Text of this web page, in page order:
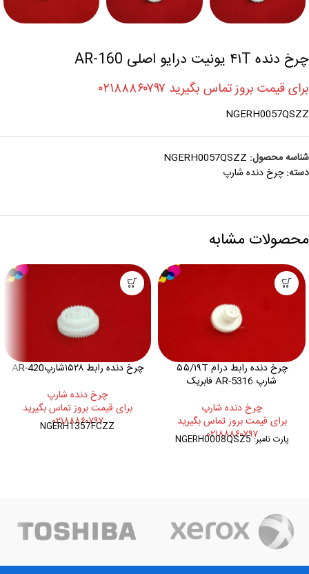
چرخ دنده ۴۱T یونیت درایو اصلی AR-160
برای قیمت بروز تماس بگیرید ۰۲۱۸۸۸۶۰۷۹۷
NGERH0057QSZZ
شناسه محصول: NGERH0057QSZZ
دسته: چرخ دنده شارپ
محصولات مشابه
چرخ دنده رابط درام ۵۵/۱۹T
شارپ AR-5316 فابریک
چرخ دنده شارپ
برای قیمت بروز تماس بگیرید
۰۲۱۸۸۸۶۰۷۹۷پارت نامبر: NGERH0008QSZ5
چرخ دنده رابط ۱۵۲۸شارپAR-420
چرخ دنده شارپ
برای قیمت بروز تماس بگیرید
۰۲۱۸۸۸۶۰۷۹۷
NGERH1357FCZZ